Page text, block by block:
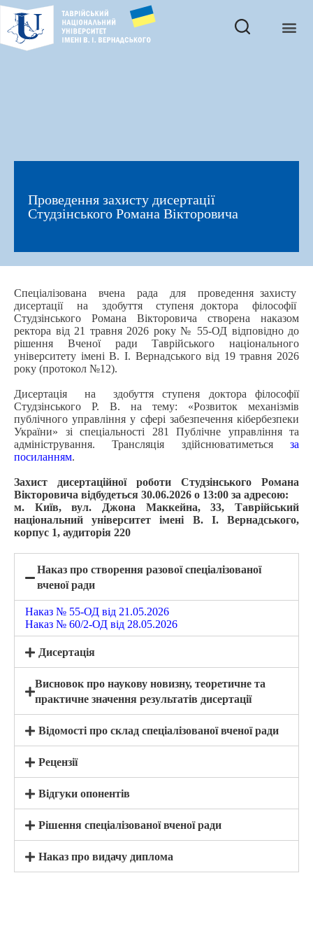
Проведення захисту дисертації
Студзінського Романа Вікторовича
Спеціалізована вчена рада для проведення захисту
дисертації на здобуття ступеня доктора філософії
Студзінського Романа Вікторовича створена наказом
ректора від 21 травня 2026 року № 55-ОД відповідно до
рішення Вченої ради Таврійського національного
університету імені В. І. Вернадського від 19 травня 2026
року (протокол №12).
Дисертація на здобуття ступеня доктора філософії
Студзінського Р. В. на тему: «Розвиток механізмів
публічного управління у сфері забезпечення кібербезпеки
України» зі спеціальності 281 Публічне управління та
адміністрування. Трансляція здійснюватиметься за
посиланням.
Захист дисертаційної роботи Студзінського Романа
Вікторовича відбудеться 30.06.2026 о 13:00 за адресою:
м. Київ, вул. Джона Маккейна, 33, Таврійський
національний університет імені В. І. Вернадського,
корпус 1, аудиторія 220
Наказ про створення разової спеціалізованої
вченої ради
Наказ № 55-ОД від 21.05.2026
Наказ № 60/2-ОД від 28.05.2026
Дисертація
Висновок про наукову новизну, теоретичне та
практичне значення результатів дисертації
Відомості про склад спеціалізованої вченої ради
Рецензії
Відгуки опонентів
Рішення спеціалізованої вченої ради
Наказ про видачу диплома